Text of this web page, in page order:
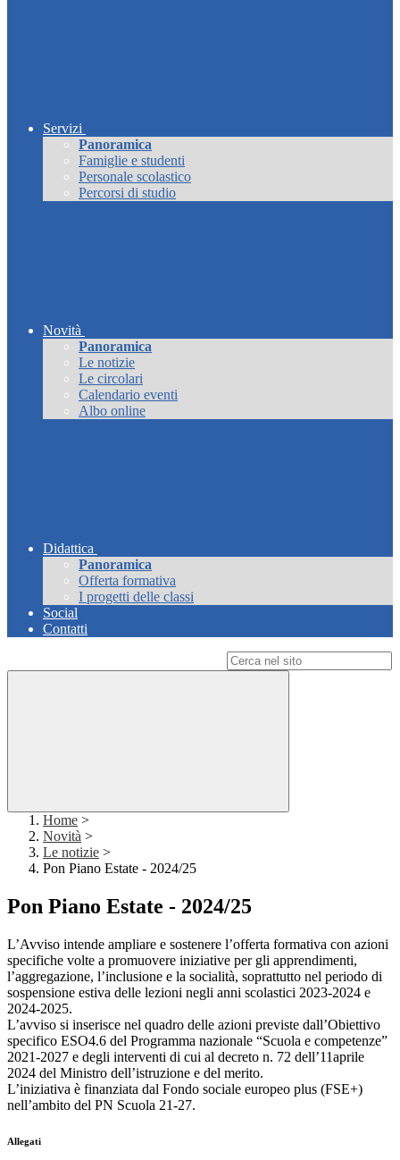
Servizi
Panoramica
Famiglie e studenti
Personale scolastico
Percorsi di studio
Novità
Panoramica
Le notizie
Le circolari
Calendario eventi
Albo online
Didattica
Panoramica
Offerta formativa
I progetti delle classi
Social
Contatti
Home >
Novità >
Le notizie >
Pon Piano Estate - 2024/25
Pon Piano Estate - 2024/25
L’Avviso intende ampliare e sostenere l’offerta formativa con azioni
specifiche volte a promuovere iniziative per gli apprendimenti,
l’aggregazione, l’inclusione e la socialità, soprattutto nel periodo di
sospensione estiva delle lezioni negli anni scolastici 2023-2024 e
2024-2025.
L’avviso si inserisce nel quadro delle azioni previste dall’Obiettivo
specifico ESO4.6 del Programma nazionale “Scuola e competenze”
2021-2027 e degli interventi di cui al decreto n. 72 dell’11aprile
2024 del Ministro dell’istruzione e del merito.
L’iniziativa è finanziata dal Fondo sociale europeo plus (FSE+)
nell’ambito del PN Scuola 21-27.
Allegati